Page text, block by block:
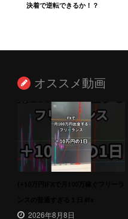
決着で逆転できるか！？
オススメ動画
2026年8月8日